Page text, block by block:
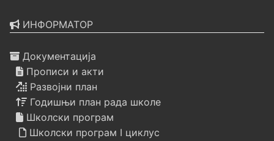
ИНФОРМАТОР
Документација
Прописи и акти
Развојни план
Годишњи план рада школе
Школски програм
Школски програм I циклус